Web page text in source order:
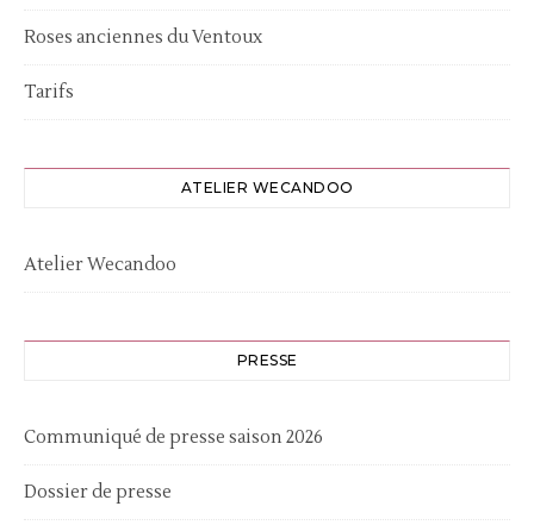
Roses anciennes du Ventoux
Tarifs
ATELIER WECANDOO
Atelier Wecandoo
PRESSE
Communiqué de presse saison 2026
Dossier de presse